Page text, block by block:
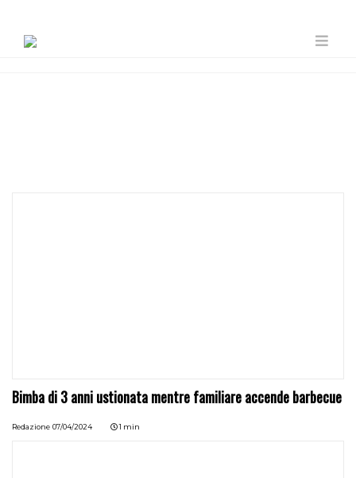
Bimba di 3 anni ustionata mentre familiare accende barbecue
Redazione 07/04/2024 1 min